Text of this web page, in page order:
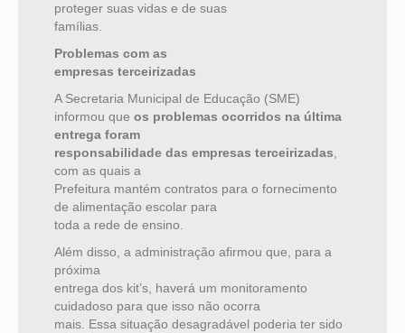
proteger suas vidas e de suas
famílias.
Problemas com as
empresas terceirizadas
A Secretaria Municipal de Educação (SME)
informou que os problemas ocorridos na última
entrega foram
responsabilidade das empresas terceirizadas
com as quais a
Prefeitura mantém contratos para o fornecimento
de alimentação escolar para
toda a rede de ensino.
Além disso, a administração afirmou que, para a
próxima
entrega dos kit’s, haverá um monitoramento
cuidadoso para que isso não ocorra
mais. Essa situação desagradável poderia ter sido